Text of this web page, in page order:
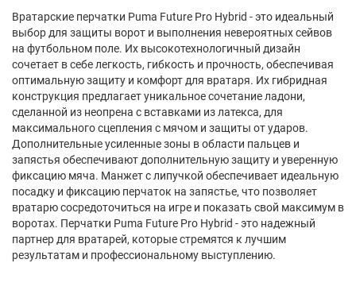
Вратарские перчатки Puma Future Pro Hybrid - это идеальный
выбор для защиты ворот и выполнения невероятных сейвов
на футбольном поле. Их высокотехнологичный дизайн
сочетает в себе легкость, гибкость и прочность, обеспечивая
оптимальную защиту и комфорт для вратаря. Их гибридная
конструкция предлагает уникальное сочетание ладони,
сделанной из неопрена с вставками из латекса, для
максимального сцепления с мячом и защиты от ударов.
Дополнительные усиленные зоны в области пальцев и
запястья обеспечивают дополнительную защиту и уверенную
фиксацию мяча. Манжет с липучкой обеспечивает идеальную
посадку и фиксацию перчаток на запястье, что позволяет
вратарю сосредоточиться на игре и показать свой максимум в
воротах. Перчатки Puma Future Pro Hybrid - это надежный
партнер для вратарей, которые стремятся к лучшим
результатам и профессиональному выступлению.